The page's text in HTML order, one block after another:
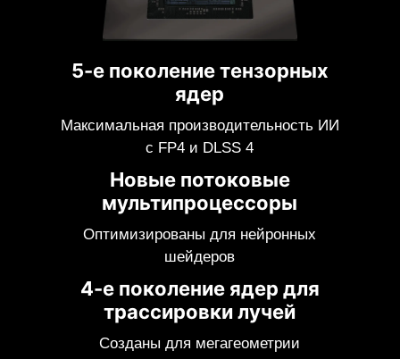
5-е поколение тензорных
ядер
Максимальная производительность ИИ
с FP4 и DLSS 4
Новые потоковые
мультипроцессоры
Оптимизированы для нейронных
шейдеров
4-е поколение ядер для
трассировки лучей
Созданы для мегагеометрии